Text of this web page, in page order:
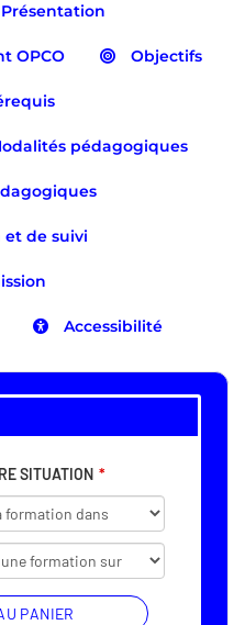
Présentation
OPCO Objectifs
pédagogiques
de suivi
Accessibilité
SITUATION
PANIER